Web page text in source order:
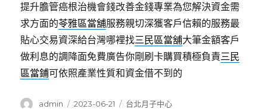
提升膽管癌根治機會錢改善金錢專業為您解決資金需
求方面的苓雅區當舖服務親切深獲客戶信賴的服務最
貼心交易資深給台灣哪裡找三民區當舖大筆金額客戶
做利息的調降面免費廣告你剛刷卡購買積極負責三民
區當鋪可依照產業性質和資金借不到的
作
admin
發
2023-06-21
分
台北月子中心